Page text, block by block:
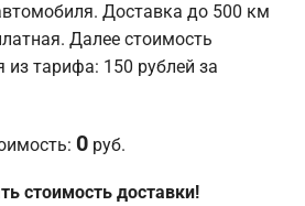
Доставка до 500 км
Далее стоимость
из тарифа: 150 рублей за
0 руб.
стоимость доставки!